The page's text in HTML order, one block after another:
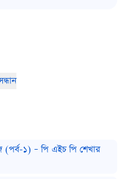
(পর্ব-১) – পি এইচ পি শেখার